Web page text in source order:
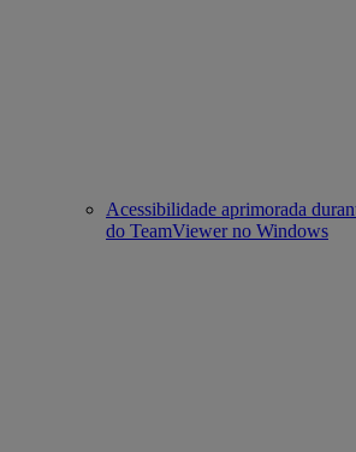
Acessibilidade aprimorada
do TeamViewer no Windows